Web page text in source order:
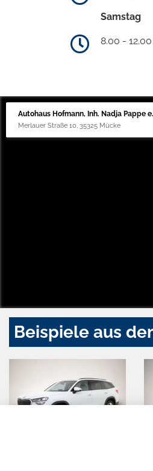
Samstag
8.00 -
Autohaus Hofmann, Inh. Nadja Pappe
Merlauer Straße 10, 35325 Mücke
Beispiele aus